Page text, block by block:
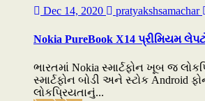
Dec 14, 2020 pratyakshsamachar
Nokia PureBook X14 પ્રીમિયમ
ભારતમાં Nokia સ્માર્ટફોન ખૂબ જ
સ્માર્ટફોન બોડી અને સ્ટોક Android
લોકપ્રિયતાનું...